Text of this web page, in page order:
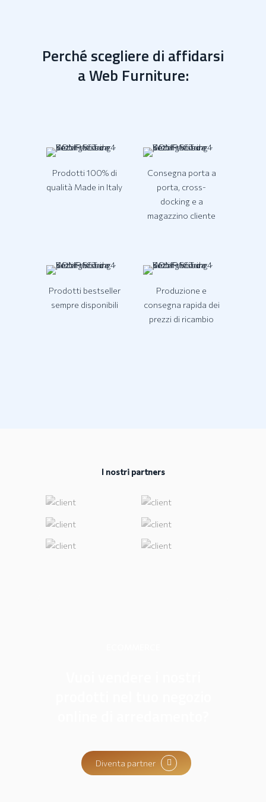
Perché scegliere di affidarsi
a Web Furniture:
Prodotti 100% di
qualità Made in Italy
Consegna porta a
porta, cross-
docking e a
magazzino cliente
Prodotti bestseller
sempre disponibili
Produzione e
consegna rapida dei
prezzi di ricambio
I nostri partners
Diventa partner